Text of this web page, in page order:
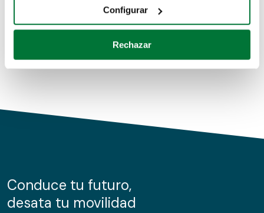
Identificar su dispositivo analizándolo activamente
para buscar características específicas (huellas
Obtenga más información sobre cómo se procesan sus
de cookies.
información sobre el uso que haga del sitio web con
nuestros partners de redes sociales, publicidad y análisis
Configurar
Rechazar
Conduce tu futuro,
desata tu movilidad